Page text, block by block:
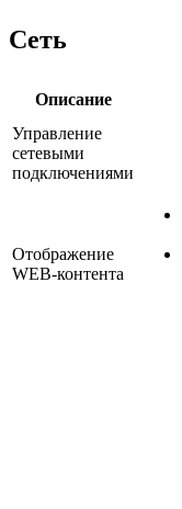
Сеть
Описание
Управление
сетевыми
подключениями
Отображение
WEB-контента